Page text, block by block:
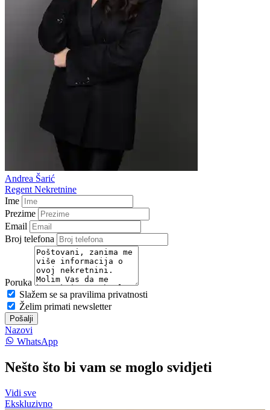
Andrea Šarić
Regent Nekretnine
Ime
Prezime
Email
Broj telefona
Poruka
Slažem se sa pravilima privatnosti
Želim primati newsletter
Pošalji
Nazovi
WhatsApp
Nešto što bi vam se moglo svidjeti
Vidi sve
Ekskluzivno